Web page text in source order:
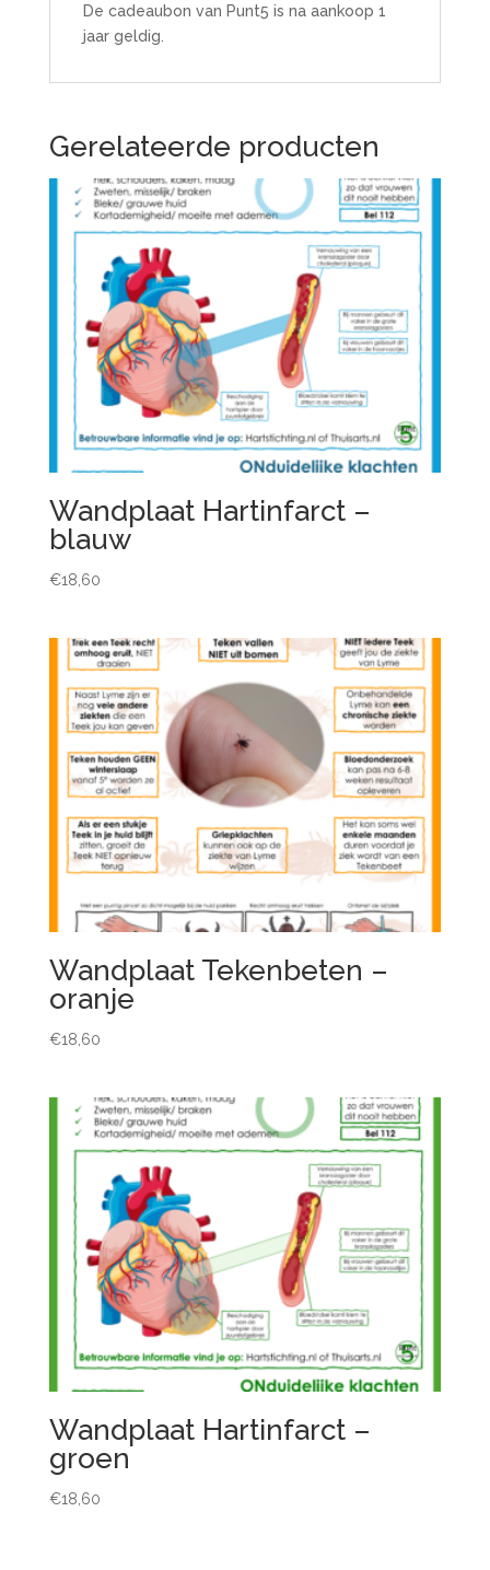
De cadeaubon van Punt5 is na aankoop 1
jaar geldig.
Gerelateerde producten
Wandplaat Hartinfarct –
blauw
€18,60
Wandplaat Tekenbeten –
oranje
€18,60
Wandplaat Hartinfarct –
groen
€18,60